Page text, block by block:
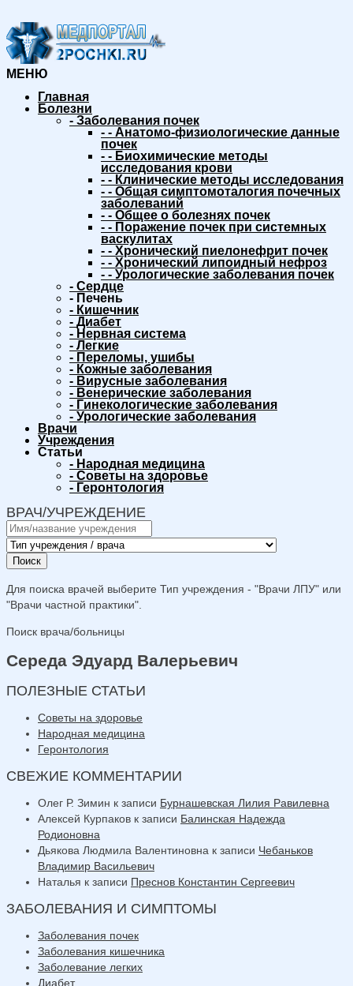
МЕНЮ
Главная
Болезни
- Заболевания почек
- - Анатомо-физиологические данные
почек
- - Биохимические методы
исследования крови
- - Клинические методы исследования
- - Общая симптомоталогия почечных
заболеваний
- - Общее о болезнях почек
- - Поражение почек при системных
васкулитах
- - Хронический пиелонефрит почек
- - Хронический липоидный нефроз
- - Урологические заболевания почек
- Сердце
- Печень
- Кишечник
- Диабет
- Нервная система
- Легкие
- Переломы, ушибы
- Кожные заболевания
- Вирусные заболевания
- Венерические заболевания
- Гинекологические заболевания
- Урологические заболевания
Врачи
Учреждения
Статьи
- Народная медицина
- Советы на здоровье
- Геронтология
ВРАЧ/УЧРЕЖДЕНИЕ
Поиск
Для поиска врачей выберите Тип учреждения - "Врачи ЛПУ" или
"Врачи частной практики".
Поиск врача/больницы
Середа Эдуард Валерьевич
ПОЛЕЗНЫЕ СТАТЬИ
Советы на здоровье
Народная медицина
Геронтология
СВЕЖИЕ КОММЕНТАРИИ
Олег Р. Зимин к записи Бурнашевская Лилия Равилевна
Алексей Курпаков к записи Балинская Надежда
Родионовна
Дьякова Людмила Валентиновна к записи Чебаньков
Владимир Васильевич
Наталья к записи Преснов Константин Сергеевич
ЗАБОЛЕВАНИЯ И СИМПТОМЫ
Заболевания почек
Заболевания кишечника
Заболевание легких
Диабет